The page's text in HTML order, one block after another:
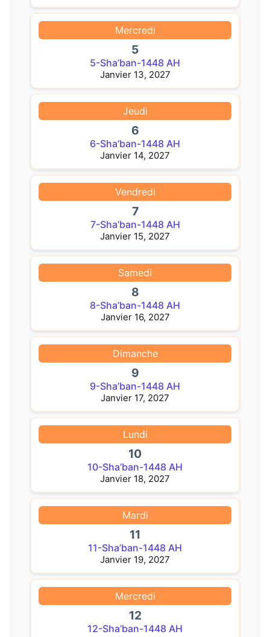
Mercredi
5
5-Sha’ban-1448 AH
Janvier 13, 2027
Jeudi
6
6-Sha’ban-1448 AH
Janvier 14, 2027
Vendredi
7
7-Sha’ban-1448 AH
Janvier 15, 2027
Samedi
8
8-Sha’ban-1448 AH
Janvier 16, 2027
Dimanche
9
9-Sha’ban-1448 AH
Janvier 17, 2027
Lundi
10
10-Sha’ban-1448 AH
Janvier 18, 2027
Mardi
11
11-Sha’ban-1448 AH
Janvier 19, 2027
Mercredi
12
12-Sha’ban-1448 AH